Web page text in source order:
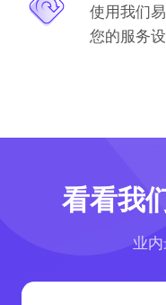
使用我们
您的服务设
看看我
业